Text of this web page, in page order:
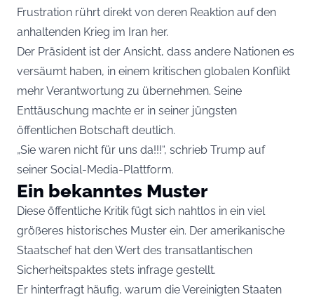
Frustration rührt direkt von deren Reaktion auf den
anhaltenden Krieg im Iran her.
Der Präsident ist der Ansicht, dass andere Nationen es
versäumt haben, in einem kritischen globalen Konflikt
mehr Verantwortung zu übernehmen. Seine
Enttäuschung machte er in seiner jüngsten
öffentlichen Botschaft deutlich.
„Sie waren nicht für uns da!!!“, schrieb Trump auf
seiner Social-Media-Plattform.
Ein bekanntes Muster
Diese öffentliche Kritik fügt sich nahtlos in ein viel
größeres historisches Muster ein. Der amerikanische
Staatschef hat den Wert des transatlantischen
Sicherheitspaktes stets infrage gestellt.
Er hinterfragt häufig, warum die Vereinigten Staaten